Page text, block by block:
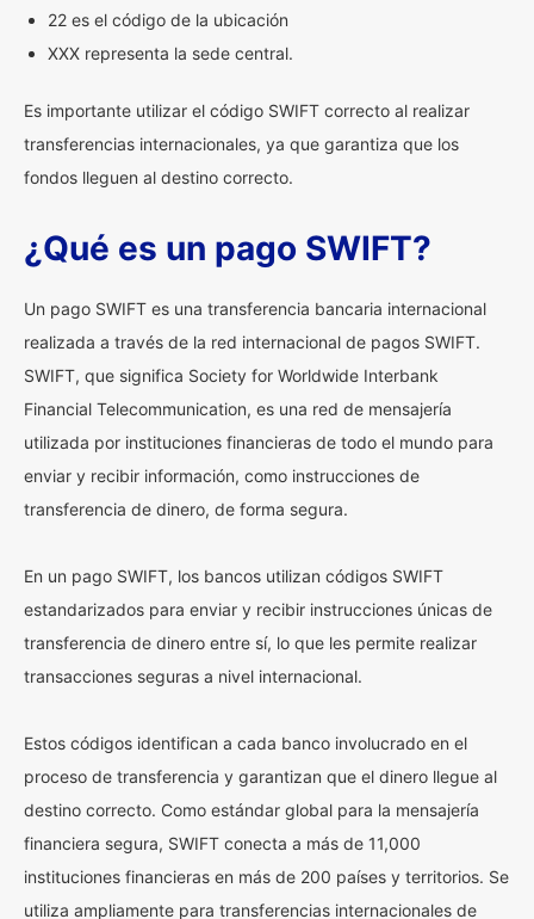
22 es el código de la ubicación
XXX representa la sede central.
Es importante utilizar el código SWIFT correcto al realizar
transferencias internacionales, ya que garantiza que los
fondos lleguen al destino correcto.
¿Qué es un pago SWIFT?
Un pago SWIFT es una transferencia bancaria internacional
realizada a través de la red internacional de pagos SWIFT.
SWIFT, que significa Society for Worldwide Interbank
Financial Telecommunication, es una red de mensajería
utilizada por instituciones financieras de todo el mundo para
enviar y recibir información, como instrucciones de
transferencia de dinero, de forma segura.
En un pago SWIFT, los bancos utilizan códigos SWIFT
estandarizados para enviar y recibir instrucciones únicas de
transferencia de dinero entre sí, lo que les permite realizar
transacciones seguras a nivel internacional.
Estos códigos identifican a cada banco involucrado en el
proceso de transferencia y garantizan que el dinero llegue al
destino correcto. Como estándar global para la mensajería
financiera segura, SWIFT conecta a más de 11,000
instituciones financieras en más de 200 países y territorios. Se
utiliza ampliamente para transferencias internacionales de